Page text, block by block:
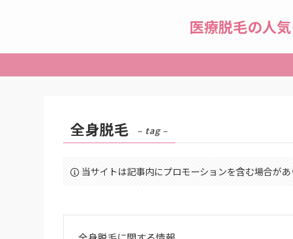
医療脱毛の人
全身脱毛 – tag –
当サイトは記事内にプロモーションを含む場合が